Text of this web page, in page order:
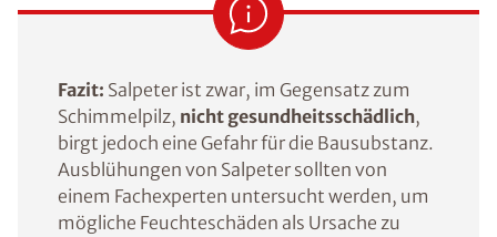
Fazit: Salpeter ist zwar, im Gegensatz zum
Schimmelpilz, nicht gesundheitsschädlich,
birgt jedoch eine Gefahr für die Bausubstanz.
Ausblühungen von Salpeter sollten von
einem Fachexperten untersucht werden, um
mögliche Feuchteschäden als Ursache zu